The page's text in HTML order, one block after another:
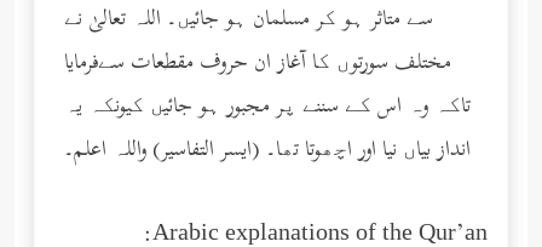
سے متاثر ہو کر مسلمان ہو جائیں۔ اللہ تعالیٰ نے
مختلف سورتوں کا آغاز ان حروف مقطعات سےفرمایا
تاکہ وہ اس کے سننے پر مجبور ہو جائیں کیونکہ یہ
انداز بیاں نیا اور اچھوتا تھا۔ (ایسر التفاسیر) واللہ اعلم۔
Arabic explanations of the Qur’an: